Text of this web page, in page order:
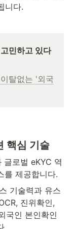
니다.
민하고 있다
탈없는 '외국
핵심 기술
글로벌 eKYC 역
를 제공합니다.
기술력과 유스
진위확인,
국인 본인확인